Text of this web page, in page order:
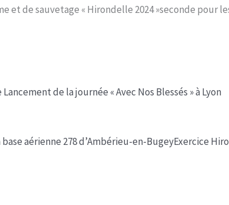
de sauvetage « Hirondelle 2024 »seconde pour
Lancement de la journée « Avec Nos Blessés » à Lyon
aérienne 278 d’Ambérieu-en-BugeyExercice